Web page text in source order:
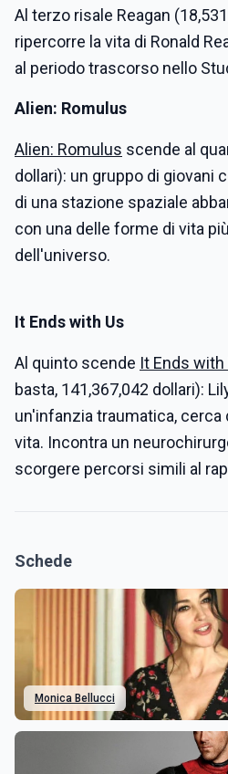
Al terzo risale Reagan
ripercorre la vita di Ronald
al periodo trascorso nello
Alien: Romulus
Alien: Romulus scende al
dollari): un gruppo di giovani
di una stazione spaziale
con una delle forme di vita
dell'universo.
It Ends with Us
Al quinto scende It Ends with
basta, 141,367,042 dollari):
un'infanzia traumatica, cerca
vita. Incontra un
scorgere percorsi simili al
Schede
Monica Bellucci